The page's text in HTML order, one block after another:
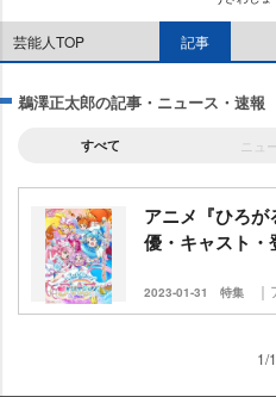
芸能人TOP 記事
鵜澤正太郎の記事・ニュース・速報
すべて ニュ
アニメ『ひろ
優・キャスト・
2023-01-31 特集
1/1